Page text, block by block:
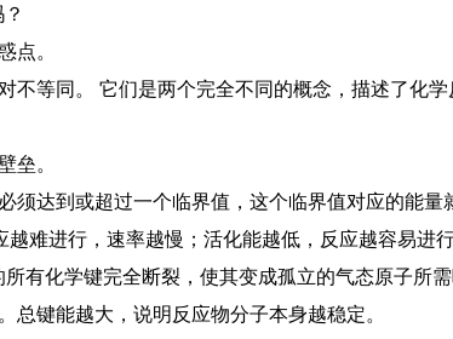
点。
等同。 它们是两个完全不同的概念，描述了化学
垒。
达到或超过一个临界值，这个临界值对应的能量
难进行，速率越慢；活化能越低，反应越容易进行
有化学键完全断裂，使其变成孤立的气态原子所
总键能越大，说明反应物分子本身越稳定。